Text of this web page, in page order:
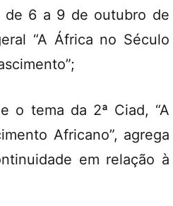
de 6 a 9 de outubro de
“A África no Século
o tema da 2ª Ciad, “A
Africano”, agrega
em relação à